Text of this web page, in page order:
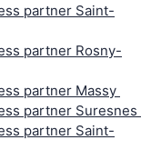
partner Saint-
partner Rosny-
partner Massy
partner Suresnes
partner Saint-